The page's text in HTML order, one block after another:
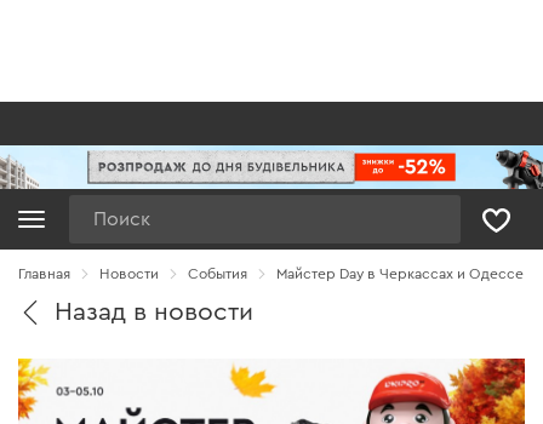
Главная Новости Cобытия Майстер Day в Черкассах и Одессе
Назад в новости